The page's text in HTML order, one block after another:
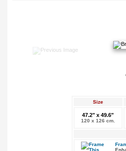
Size
47.2" x 49.6"
120 x 126 cm.